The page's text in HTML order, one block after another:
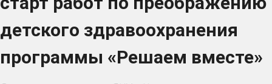
детского здравоохранения
программы «Решаем вместе»